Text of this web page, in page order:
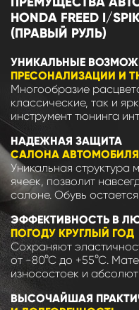
HONDA FREED I/
(ПРАВЫЙ РУЛЬ)
УНИКАЛЬНЫЕ
ПРЕСОНАЛИЗАЦИИ И
Многообразие
классические, так и
инструмент тюнинга
НАДЕЖНАЯ ЗАЩИТА
САЛОНА АВТОМОБИЛЯ
Уникальная структура
ячеек, позволит
салоне. Обувь
ЭФФЕКТИВНОСТЬ В
ПОГОДУ КРУГЛЫЙ ГОД
Сохраняют
от -80°С до +55°С.
износостоек и
ВЫСОЧАЙШАЯ